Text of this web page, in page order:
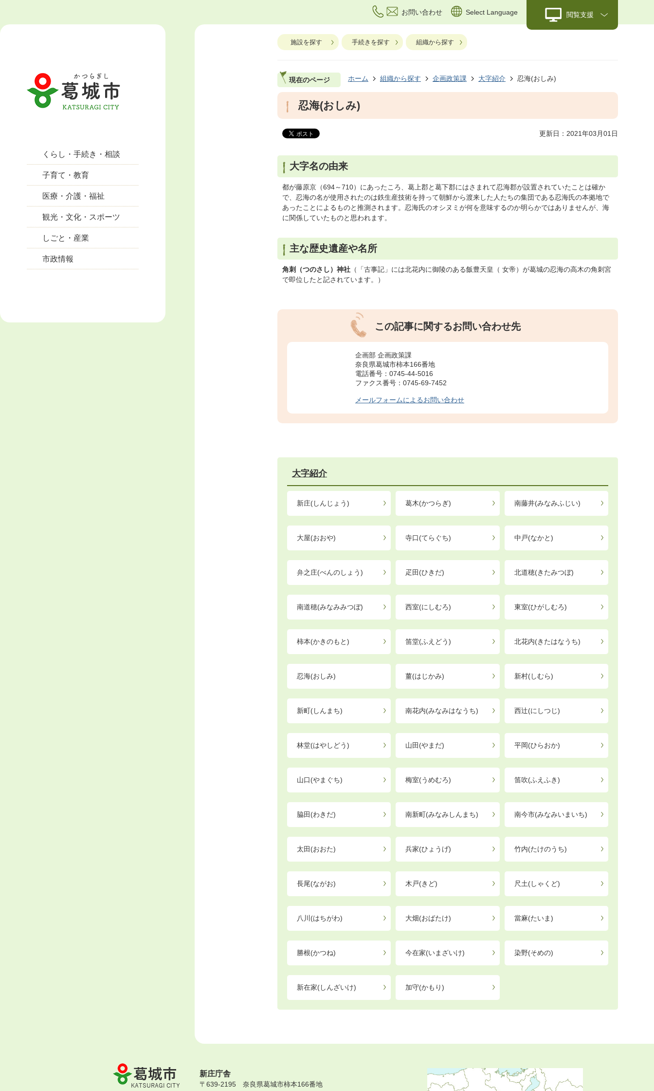
お問い合わせ Select Language 閲覧支援
くらし・手続き・相談
子育て・教育
医療・介護・福祉
観光・文化・スポーツ
しごと・産業
市政情報
施設を探す 手続きを探す 組織から探す
現在のページ ホーム 組織から探す 企画政策課 大字紹介 忍海(おしみ)
忍海(おしみ)
更新日：2021年03月01日
大字名の由来
都が藤原京（694～710）にあったころ、葛上郡と葛下郡にはさまれて忍海郡が設置されていたことは確か
で、忍海の名が使用されたのは鉄生産技術を持って朝鮮から渡来した人たちの集団である忍海氏の本拠地で
あったことによるものと推測されます。忍海氏のオシヌミが何を意味するのか明らかではありませんが、海
に関係していたものと思われます。
主な歴史遺産や名所
角刺（つのさし）神社 （「古事記」には北花内に御陵のある飯豊天皇（ 女帝）が葛城の忍海の高木の角刺宮
で即位したと記されています。）
この記事に関するお問い合わせ先
企画部 企画政策課
奈良県葛城市柿本166番地
電話番号：0745-44-5016
ファクス番号：0745-69-7452
メールフォームによるお問い合わせ
大字紹介
新庄(しんじょう) 葛木(かつらぎ) 南藤井(みなみふじい)
大屋(おおや) 寺口(てらぐち) 中戸(なかと)
弁之庄(べんのしょう) 疋田(ひきだ) 北道穂(きたみつぼ)
南道穂(みなみみつぼ) 西室(にしむろ) 東室(ひがしむろ)
柿本(かきのもと) 笛堂(ふえどう) 北花内(きたはなうち)
忍海(おしみ) 薑(はじかみ) 新村(しむら)
新町(しんまち) 南花内(みなみはなうち) 西辻(にしつじ)
林堂(はやしどう) 山田(やまだ) 平岡(ひらおか)
山口(やまぐち) 梅室(うめむろ) 笛吹(ふえふき)
脇田(わきだ) 南新町(みなみしんまち) 南今市(みなみいまいち)
太田(おおた) 兵家(ひょうげ) 竹内(たけのうち)
長尾(ながお) 木戸(きど) 尺土(しゃくど)
八川(はちがわ) 大畑(おばたけ) 當麻(たいま)
勝根(かつね) 今在家(いまざいけ) 染野(そめの)
新在家(しんざいけ) 加守(かもり)
葛
城
市
新庄庁舎
〒639-2195 奈良県葛城市柿本166番地